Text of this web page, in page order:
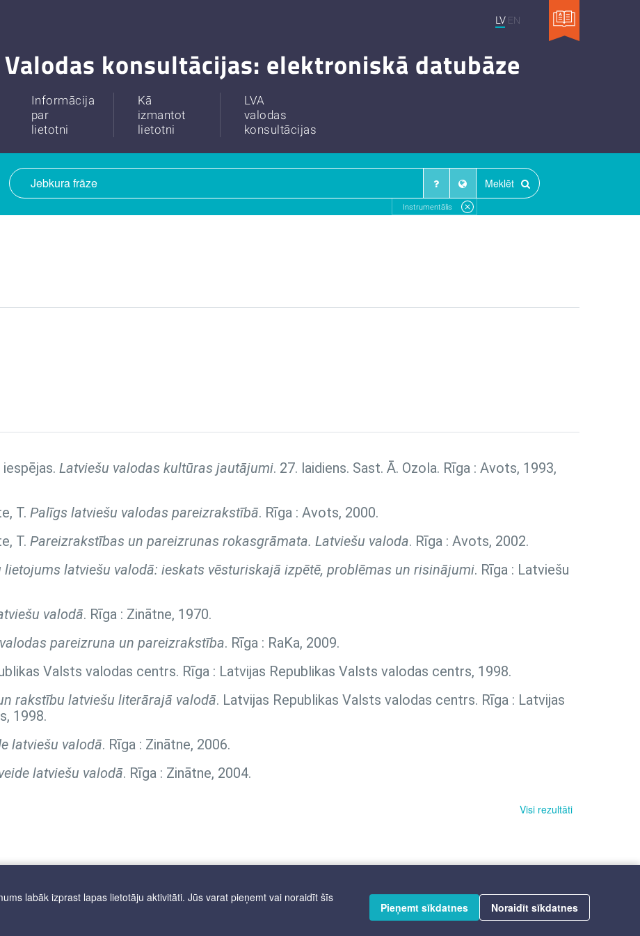
LV EN
Valodas konsultācijas: elektroniskā datubāze
Informācija
par
lietotni
Kā
izmantot
lietotni
LVA
valodas
konsultācijas
Meklēt
Instrumentālis
Latviešu valodas kultūras jautājumi. 27. laidiens. Sast. Ā. Ozola. Rīga : Avots, 1993,
T. Palīgs latviešu valodas pareizrakstībā. Rīga : Avots, 2000.
T. Pareizrakstības un pareizrunas rokasgrāmata. Latviešu valoda. Rīga : Avots, 2002.
lietojums latviešu valodā: ieskats vēsturiskajā izpētē, problēmas un risinājumi. Rīga : Latviešu
valodā. Rīga : Zinātne, 1970.
pareizruna un pareizrakstība. Rīga : RaKa, 2009.
Valsts valodas centrs. Rīga : Latvijas Republikas Valsts valodas centrs, 1998.
rakstību latviešu literārajā valodā. Latvijas Republikas Valsts valodas centrs. Rīga : Latvijas
1998.
latviešu valodā. Rīga : Zinātne, 2006.
latviešu valodā. Rīga : Zinātne, 2004.
Visi rezultāti
labāk izprast lapas lietotāju aktivitāti. Jūs varat pieņemt vai noraidīt šīs
Pieņemt sīkdatnes Noraidīt sīkdatnes